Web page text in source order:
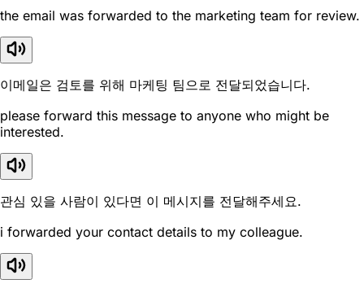
the email was forwarded to the marketing team for review.
이메일은 검토를 위해 마케팅 팀으로 전달되었습니다.
please forward this message to anyone who might be
interested.
관심 있을 사람이 있다면 이 메시지를 전달해주세요.
i forwarded your contact details to my colleague.